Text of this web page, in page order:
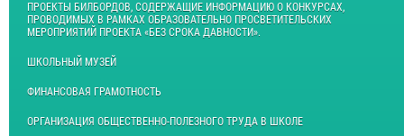
ПРОЕКТЫ БИЛБОРДОВ, СОДЕРЖАЩИЕ ИНФОРМАЦИЮ О КОНКУРСАХ,
ПРОВОДИМЫХ В РАМКАХ ОБРАЗОВАТЕЛЬНО ПРОСВЕТИТЕЛЬСКИХ
МЕРОПРИЯТИЙ ПРОЕКТА «БЕЗ СРОКА ДАВНОСТИ».
ШКОЛЬНЫЙ МУЗЕЙ
ФИНАНСОВАЯ ГРАМОТНОСТЬ
ОРГАНИЗАЦИЯ ОБЩЕСТВЕННО-ПОЛЕЗНОГО ТРУДА В ШКОЛЕ